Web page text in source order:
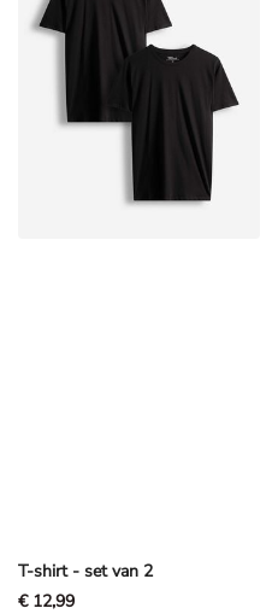
T-shirt - set van 2
€ 12,99